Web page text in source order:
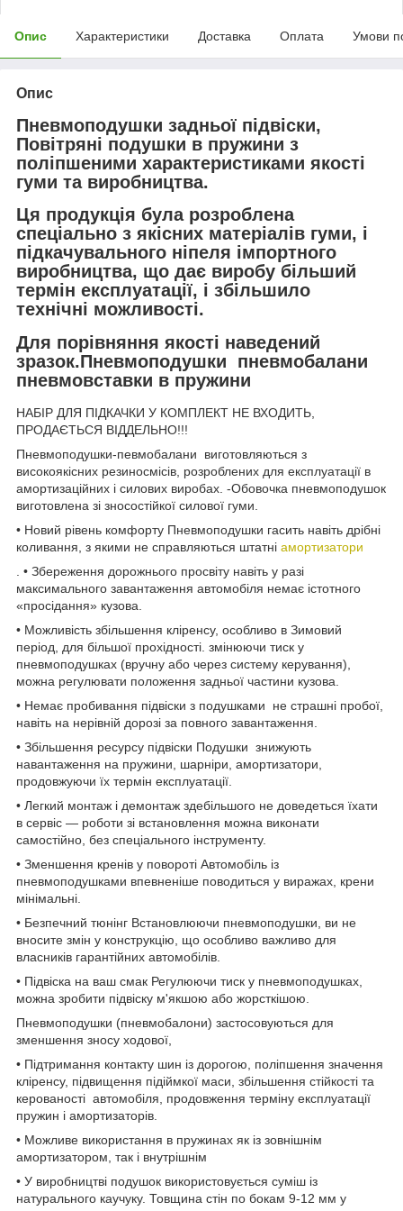
Опис Характеристики Доставка Оплата Умови
Опис
Пневмоподушки задньої підвіски,
Повітряні подушки в пружини з
поліпшеними характеристиками якості
гуми та виробництва.
Ця продукція була розроблена
спеціально з якісних матеріалів гуми, і
підкачувального ніпеля імпортного
виробництва, що дає виробу більший
термін експлуатації, і збільшило
технічні можливості.
Для порівняння якості наведений
зразок.Пневмоподушки пневмобалани
пневмовставки в пружини
НАБІР ДЛЯ ПІДКАЧКИ У КОМПЛЕКТ НЕ ВХОДИТЬ,
ПРОДАЄТЬСЯ ВІДДЕЛЬНО!!!
Пневмоподушки-певмобалани виготовляються з
високоякісних резиносмісів, розроблених для експлуатації в
амортизаційних і силових виробах. -Обовочка пневмоподушок
виготовлена зі зносостійкої силової гуми.
• Новий рівень комфорту Пневмоподушки гасить навіть дрібні
коливання, з якими не справляються штатні амортизатори
. • Збереження дорожнього просвіту навіть у разі
максимального завантаження автомобіля немає істотного
«просідання» кузова.
• Можливість збільшення кліренсу, особливо в Зимовий
період, для більшої прохідності. змінюючи тиск у
пневмоподушках (вручну або через систему керування),
можна регулювати положення задньої частини кузова.
• Немає пробивання підвіски з подушками не страшні пробої,
навіть на нерівній дорозі за повного завантаження.
• Збільшення ресурсу підвіски Подушки знижують
навантаження на пружини, шарніри, амортизатори,
продовжуючи їх термін експлуатації.
• Легкий монтаж і демонтаж здебільшого не доведеться їхати
в сервіс — роботи зі встановлення можна виконати
самостійно, без спеціального інструменту.
• Зменшення кренів у повороті Автомобіль із
пневмоподушками впевненіше поводиться у виражах, крени
мінімальні.
• Безпечний тюнінг Встановлюючи пневмоподушки, ви не
вносите змін у конструкцію, що особливо важливо для
власників гарантійних автомобілів.
• Підвіска на ваш смак Регулюючи тиск у пневмоподушках,
можна зробити підвіску м'якшою або жорсткішою.
Пневмоподушки (пневмобалони) застосовуються для
зменшення зносу ходової,
• Підтримання контакту шин із дорогою, поліпшення значення
кліренсу, підвищення підіймкої маси, збільшення стійкості та
керованості автомобіля, продовження терміну експлуатації
пружин і амортизаторів.
• Можливе використання в пружинах як із зовнішнім
амортизатором, так і внутрішнім
• У виробництві подушок використовується суміш із
натурального каучуку. Товщина стін по бокам 9-12 мм у